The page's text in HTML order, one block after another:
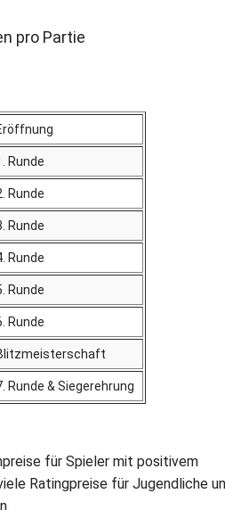
pro Partie
Runde
Runde
Runde
Runde
Runde
Runde
Runde & Siegerehrung
für Spieler mit positivem
Ratingpreise für Jugendliche